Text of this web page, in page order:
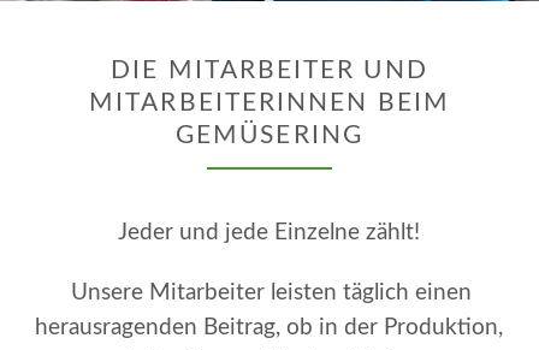
DIE MITARBEITER UND
MITARBEITERINNEN BEIM
GEMÜSERING
Jeder und jede Einzelne zählt!
Unsere Mitarbeiter leisten täglich einen
herausragenden Beitrag, ob in der Produktion,